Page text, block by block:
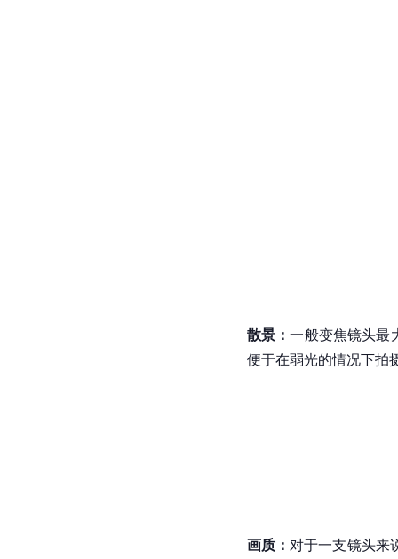
散景：一般变焦镜头最
便于在弱光的情况下拍
画质：对于一支镜头来